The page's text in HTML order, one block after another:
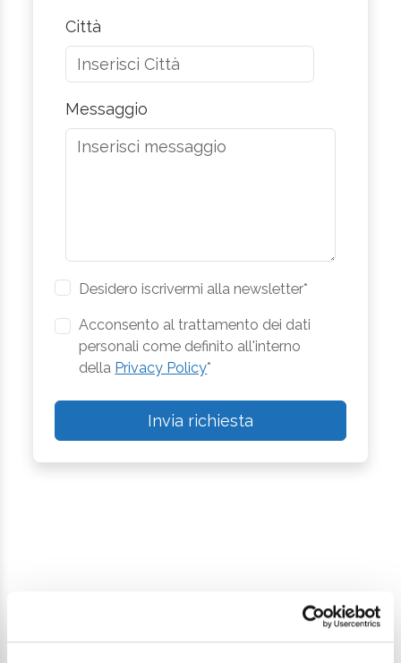
Città
Messaggio
Desidero iscrivermi alla newsletter*
Acconsento al trattamento dei dati
personali come definito all'interno
della Privacy Policy*
Invia richiesta
Continua a esplorare